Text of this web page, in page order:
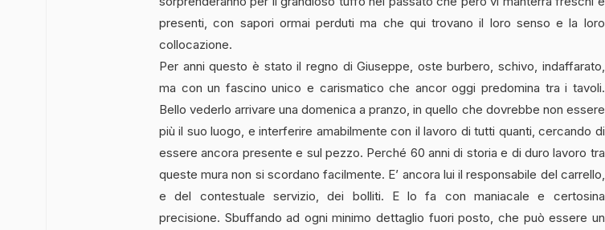
presenti, con sapori ormai perduti ma che qui trovano il loro senso e la loro
collocazione.
Per anni questo è stato il regno di Giuseppe, oste burbero, schivo, indaffarato,
ma con un fascino unico e carismatico che ancor oggi predomina tra i tavoli.
Bello vederlo arrivare una domenica a pranzo, in quello che dovrebbe non essere
più il suo luogo, e interferire amabilmente con il lavoro di tutti quanti, cercando di
essere ancora presente e sul pezzo. Perché 60 anni di storia e di duro lavoro tra
queste mura non si scordano facilmente. E’ ancora lui il responsabile del carrello,
e del contestuale servizio, dei bolliti. E lo fa con maniacale e certosina
precisione. Sbuffando ad ogni minimo dettaglio fuori posto, che può essere un